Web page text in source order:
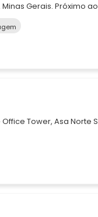
Gerais. Próximo ao
Tower, Asa Norte Se
Office Tower é a